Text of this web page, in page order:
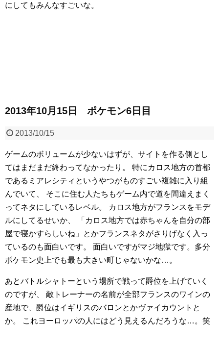
にしてもみんなすごいな。
2013年10月15日 ポケモン6日目
2013/10/15
ゲームのボリュームが少ないはずが、サイトを作る側とし
てはまだまだ終わってなかったり。
特にカロス地方の首都
であるミアレシティというやつがものすごい複雑に入り組
んでいて、
そこに住む人たちもゲーム内で道を間違えまく
ってネタにしているレベル。
カロス地方がフランスをモデ
ルにしてるせいか、
「カロス地方では赤ちゃんを自分の部
屋で寝かすらしいね」とかフランスネタがさりげなく入っ
ているのも面白いです。
面白いですがマジ地獄です。多分
ポケモン史上でも最も大きい町じゃないかな…。
あとバトルシャトーという場所で戦って爵位を上げていく
のですが、
敵トレーナーの名前が全部フランスのワインの
産地で、爵位はイギリスのバロンとかヴァイカウントと
か。
これヨーロッパの人にはどう見えるんだろうな…。笑